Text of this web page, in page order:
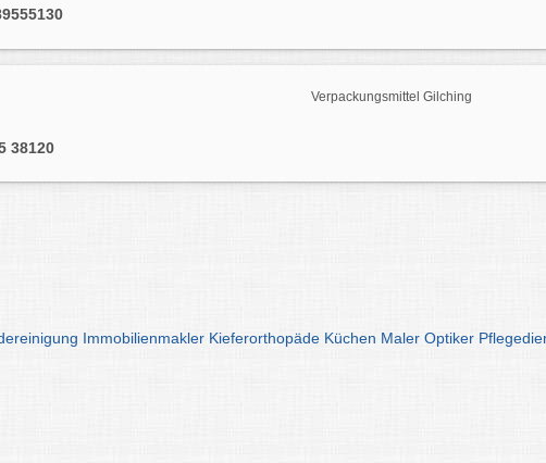
38120
Verpackungsmittel Gilching
Immobilienmakler Kieferorthopäde Küchen Maler Optiker